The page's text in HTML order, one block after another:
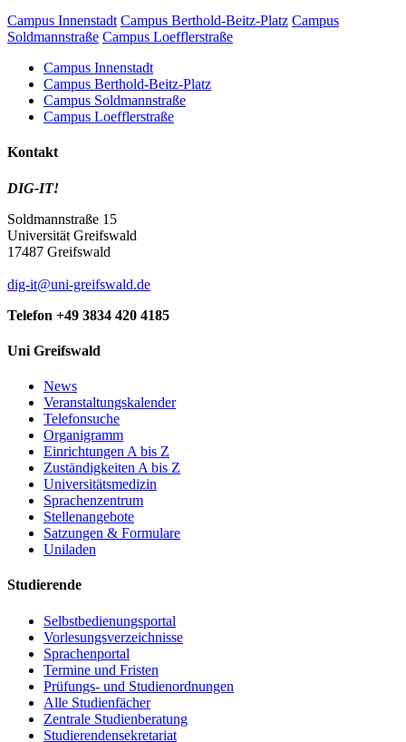
Campus Innenstadt Campus Berthold-Beitz-Platz Campus
Soldmannstraße Campus Loefflerstraße
Campus Innenstadt
Campus Berthold-Beitz-Platz
Campus Soldmannstraße
Campus Loefflerstraße
Kontakt
DIG-IT!
Soldmannstraße 15
Universität Greifswald
17487 Greifswald
dig-it@uni-greifswald.de
Telefon +49 3834 420 4185
Uni Greifswald
News
Veranstaltungskalender
Telefonsuche
Organigramm
Einrichtungen A bis Z
Zuständigkeiten A bis Z
Universitätsmedizin
Sprachenzentrum
Stellenangebote
Satzungen & Formulare
Uniladen
Studierende
Selbstbedienungsportal
Vorlesungsverzeichnisse
Sprachenportal
Termine und Fristen
Prüfungs- und Studienordnungen
Alle Studienfächer
Zentrale Studienberatung
Studierendensekretariat